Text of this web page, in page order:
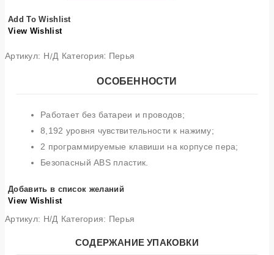
Перо
S01
Add To Wishlist
View Wishlist
Артикул: Н/Д Категория: Перья
ОСОБЕННОСТИ
Работает без батареи и проводов;
8,192 уровня чувствительности к нажиму;
2 программируемые клавиши на корпусе пера;
Безопасный ABS пластик.
Добавить в список желаний
View Wishlist
Артикул: Н/Д Категория: Перья
СОДЕРЖАНИЕ УПАКОВКИ